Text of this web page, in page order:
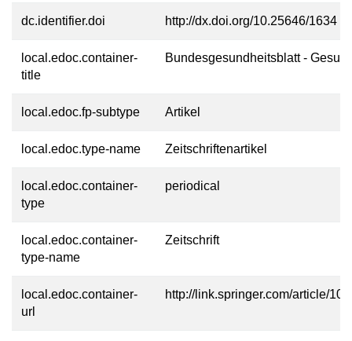
dc.identifier.doi http://dx.doi.org/10.25646/1634
local.edoc.container-
title
Bundesgesundheitsblatt -
local.edoc.fp-subtype Artikel
local.edoc.type-name Zeitschriftenartikel
local.edoc.container-
type
periodical
local.edoc.container-
type-name
Zeitschrift
local.edoc.container-
url
http://link.springer.com/article/